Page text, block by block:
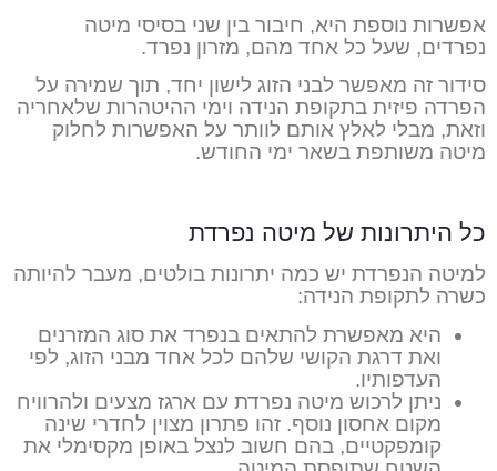
אפשרות נוספת היא, חיבור בין שני בסיסי מיטה
נפרדים, שעל כל אחד מהם, מזרון נפרד.
סידור זה מאפשר לבני הזוג לישון יחד, תוך שמירה על
הפרדה פיזית בתקופת הנידה וימי ההיטהרות שלאחריה
וזאת, מבלי לאלץ אותם לוותר על האפשרות לחלוק
מיטה משותפת בשאר ימי החודש.
כל היתרונות של מיטה נפרדת
למיטה הנפרדת יש כמה יתרונות בולטים, מעבר להיותה
כשרה לתקופת הנידה:
היא מאפשרת להתאים בנפרד את סוג המזרנים
ואת דרגת הקושי שלהם לכל אחד מבני הזוג, לפי
העדפותיו.
ניתן לרכוש מיטה נפרדת עם ארגז מצעים ולהרוויח
מקום אחסון נוסף. זהו פתרון מצוין לחדרי שינה
קומפקטיים, בהם חשוב לנצל באופן מקסימלי את